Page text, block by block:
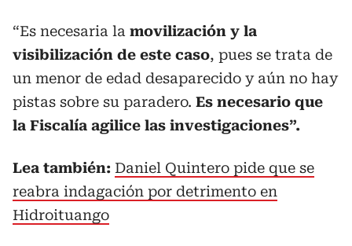
“Es necesaria la movilización y la
visibilización de este caso, pues se trata de
un menor de edad desaparecido y aún no hay
pistas sobre su paradero. Es necesario que
la Fiscalía agilice las investigaciones”.
Lea también: Daniel Quintero pide que se
reabra indagación por detrimento en
Hidroituango